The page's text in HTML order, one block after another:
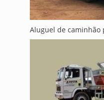
Aluguel de caminhão